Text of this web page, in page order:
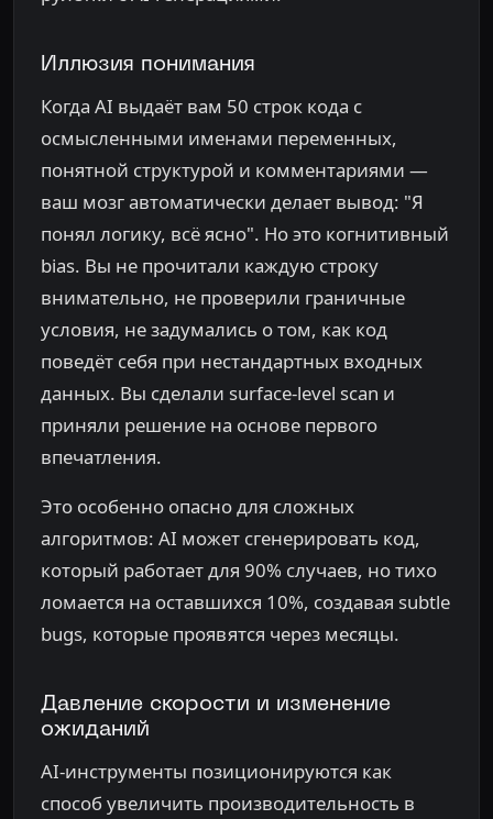
Иллюзия понимания
Когда AI выдаёт вам 50 строк кода с
осмысленными именами переменных,
понятной структурой и комментариями —
ваш мозг автоматически делает вывод: "Я
понял логику, всё ясно". Но это когнитивный
bias. Вы не прочитали каждую строку
внимательно, не проверили граничные
условия, не задумались о том, как код
поведёт себя при нестандартных входных
данных. Вы сделали surface-level scan и
приняли решение на основе первого
впечатления.
Это особенно опасно для сложных
алгоритмов: AI может сгенерировать код,
который работает для 90% случаев, но тихо
ломается на оставшихся 10%, создавая subtle
bugs, которые проявятся через месяцы.
Давление скорости и изменение
ожиданий
AI-инструменты позиционируются как
способ увеличить производительность в